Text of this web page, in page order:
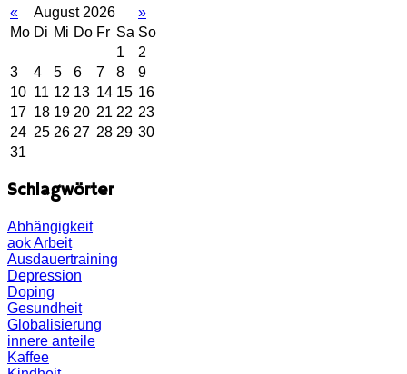
« August 2026
»
Mo Di Mi Do Fr Sa So
1
2
3
4 5 6 7 8
9
10 11 12 13 14 15 16
17 18 19 20 21 22 23
24 25 26 27 28 29 30
31
Schlagwörter
Abhängigkeit
aokArbeit
Ausdauertraining
Depression
Doping
Gesundheit
Globalisierung
innere anteile
Kaffee